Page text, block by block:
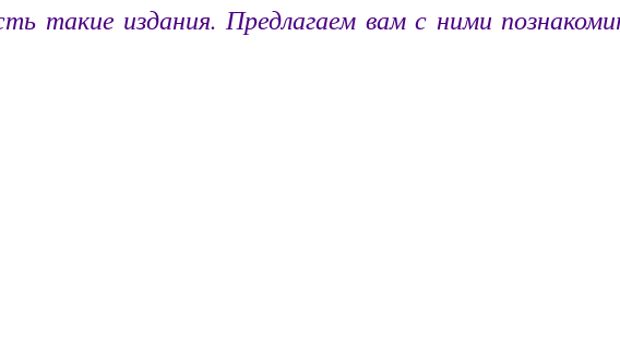
такие издания. Предлагаем вам с ними